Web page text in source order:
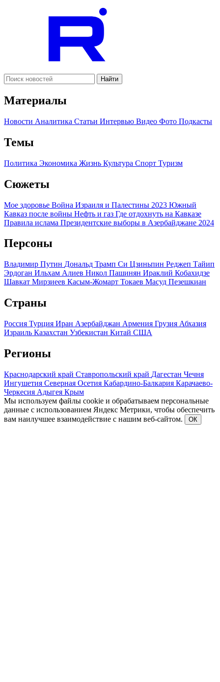
Найти
Материалы
Новости Аналитика Статьи Интервью Видео Фото Подкасты
Темы
Политика Экономика Жизнь Культура Спорт Туризм
Сюжеты
Мое здоровье Война Израиля и Палестины 2023 Южный
Кавказ после войны Нефть и газ Где отдохнуть на Кавказе
Правила ислама Президентские выборы в Азербайджане 2024
Персоны
Владимир Путин Дональд Трамп Си Цзиньпин Реджеп Тайип
Эрдоган Ильхам Алиев Никол Пашинян Ираклий Кобахидзе
Шавкат Мирзиеев Касым-Жомарт Токаев Масуд Пезешкиан
Страны
Россия Турция Иран Азербайджан Армения Грузия Абхазия
Израиль Казахстан Узбекистан Китай США
Регионы
Краснодарский край Ставропольский край Дагестан Чечня
Ингушетия Северная Осетия Кабардино-Балкария Карачаево-
Черкесия Адыгея Крым
Мы используем файлы cookie и обрабатываем персональные
данные с использованием Яндекс Метрики, чтобы обеспечить
вам наилучшее взаимодействие с нашим веб-сайтом.
ОК